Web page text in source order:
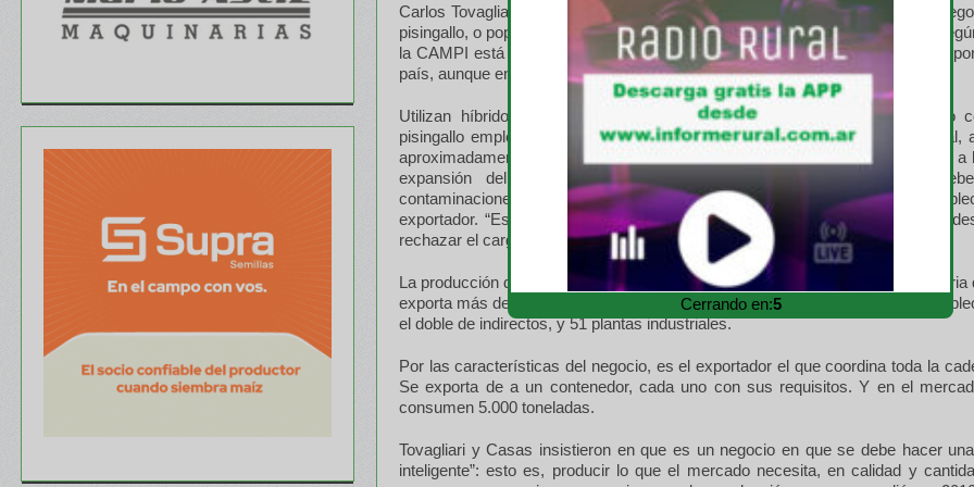
Carlos Tovagliari y Sergio Casas, de CAMPI, trazaron una descripción del
pisingallo, o pop corn, del que la Argentina es el primer exportador mundial.
la CAMPI está integrada por 12 empresas que representan el 73% de las
país, aunque en total exportan unas 70 empresas.
Utilizan híbridos simples, no-OGM, con diferentes características de uso
pisingallo emplea una batería de insumos similar a la del maíz convencional,
aproximadamente la mitad. Aquí la cosecha es el momento crítico en cuanto a
expansión del grano (que es lo más importante). El transporte
contaminaciones cruzadas, y la mercadería se almacena en el
exportador. “Es muy importante preservar el no-OGM, en los mercados de
rechazar el cargamento si se contamina”.
La producción de esta especialidad fue declarada economía regional: la industria
exporta más de 100 millones de dólares a más de 100 países, tiene 1.250
el doble de indirectos, y 51 plantas industriales.
Por las características del negocio, es el exportador el que coordina toda la
Se exporta de a un contenedor, cada uno con sus requisitos. Y en el
consumen 5.000 toneladas.
Tovagliari y Casas insistieron en que es un negocio en que se debe hacer una
inteligente”: esto es, producir lo que el mercado necesita, en calidad y
Cerrando en:4